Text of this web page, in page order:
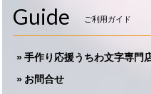
Guide ご利用ガイド
手作り応援うちわ文字専
お問合せ